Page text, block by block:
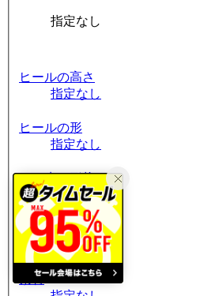
指定なし
ヒールの高さ
指定なし
ヒールの形
指定なし
つま先の形状
指定なし
筒周り
指定なし
素材